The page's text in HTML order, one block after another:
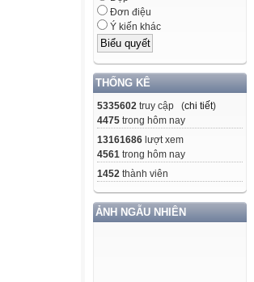
Đơn điệu
Ý kiến khác
THỐNG KÊ
5335602 truy cập (chi tiết)
4475 trong hôm nay
13161686 lượt xem
4561 trong hôm nay
1452 thành viên
ẢNH NGẪU NHIÊN